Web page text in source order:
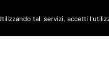
tali servizi, accetti